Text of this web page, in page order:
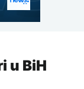
u BiH